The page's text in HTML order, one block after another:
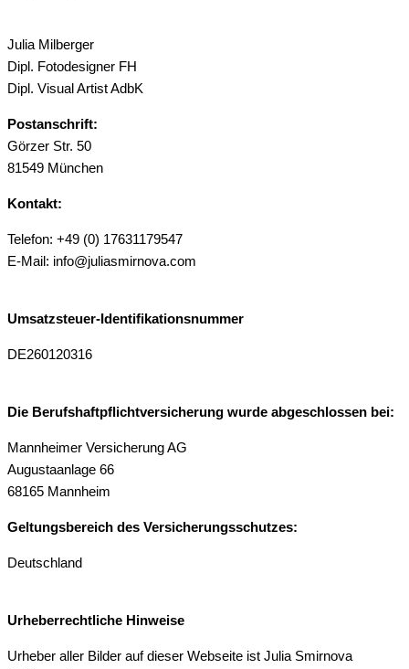
Julia Milberger
Dipl. Fotodesigner FH
Dipl. Visual Artist AdbK
Postanschrift:
Görzer Str. 50
81549 München
Kontakt:
Telefon: +49 (0) 17631179547
E-Mail: info@juliasmirnova.com
Umsatzsteuer-Identifikationsnummer
DE260120316
Die Berufshaftpflichtversicherung wurde abgeschlossen bei:
Mannheimer Versicherung AG
Augustaanlage 66
68165 Mannheim
Geltungsbereich des Versicherungsschutzes:
Deutschland
Urheberrechtliche Hinweise
Urheber aller Bilder auf dieser Webseite ist Julia Smirnova